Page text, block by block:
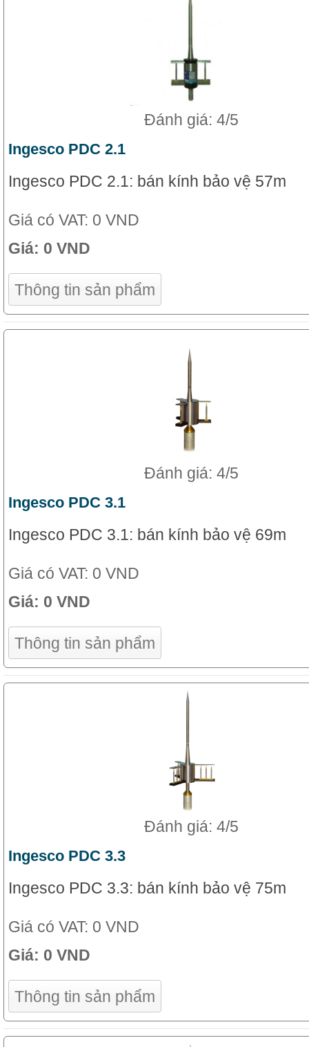
Đánh giá: 4/5
Ingesco PDC 2.1
Ingesco PDC 2.1: bán kính bảo vệ 57m
Giá có VAT: 0 VND
Giá: 0 VND
Thông tin sản phẩm
Đánh giá: 4/5
Ingesco PDC 3.1
Ingesco PDC 3.1: bán kính bảo vệ 69m
Giá có VAT: 0 VND
Giá: 0 VND
Thông tin sản phẩm
Đánh giá: 4/5
Ingesco PDC 3.3
Ingesco PDC 3.3: bán kính bảo vệ 75m
Giá có VAT: 0 VND
Giá: 0 VND
Thông tin sản phẩm